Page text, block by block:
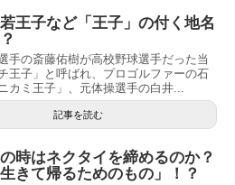
王子など「王子」の付く地名
手の斎藤佑樹が高校野球選手だった当
王子」と呼ばれ、プロゴルファーの石
カミ王子」、元体操選手の白井...
記事を読む
時はネクタイを締めるのか？
きて帰るためのもの」！？